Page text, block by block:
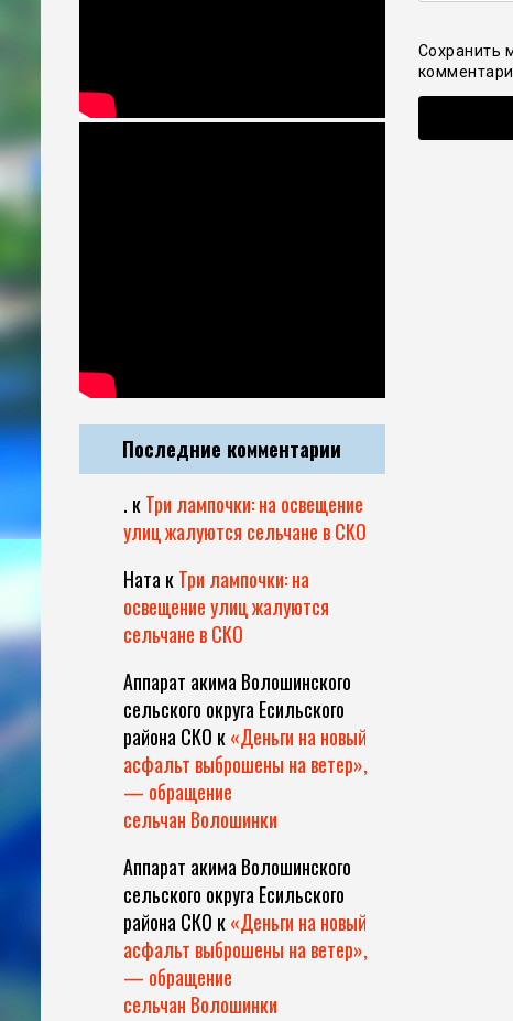
Сохранить
Последние комментарии
. кТри лампочки: на освещение
улиц жалуются сельчане в СКО
Ната кТри лампочки: на
освещение улиц жалуются
сельчане в СКО
Аппарат акима Волошинского
сельского округа Есильского
района СКО к«Деньги на новый
асфальт выброшены на ветер»,
— обращение
сельчан Волошинки
Аппарат акима Волошинского
сельского округа Есильского
района СКО к«Деньги на новый
асфальт выброшены на ветер»,
— обращение
сельчан Волошинки